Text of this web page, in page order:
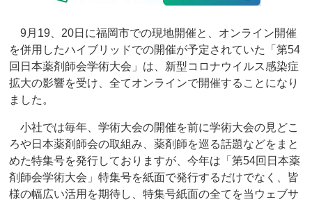
9月19、20日に福岡市での現地開催と、オンライン開催
を併用したハイブリッドでの開催が予定されていた「第54
回日本薬剤師会学術大会」は、新型コロナウイルス感染症
拡大の影響を受け、全てオンラインで開催することになり
ました。
小社では毎年、学術大会の開催を前に学術大会の見どこ
ろや日本薬剤師会の取組み、薬剤師を巡る話題などをまと
めた特集号を発行しておりますが、今年は「第54回日本薬
剤師会学術大会」特集号を紙面で発行するだけでなく、皆
様の幅広い活用を期待し、特集号紙面の全てを当ウェブサ